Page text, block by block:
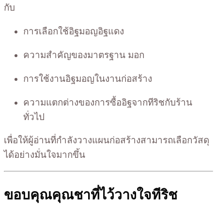
กับ
การเลือกใช้อิฐมอญอิฐแดง
ความสำคัญของมาตรฐาน มอก
การใช้งานอิฐมอญในงานก่อสร้าง
ความแตกต่างของการซื้ออิฐจากทีริชกับร้าน
ทั่วไป
เพื่อให้ผู้อ่านที่กำลังวางแผนก่อสร้างสามารถเลือกวัสดุ
ได้อย่างมั่นใจมากขึ้น
ขอบคุณคุณชาที่ไว้วางใจทีริช